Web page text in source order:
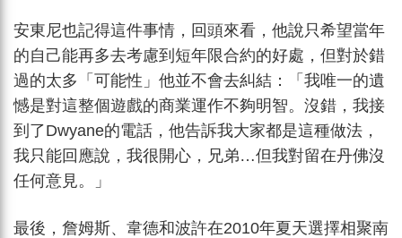
安東尼也記得這件事情，回頭來看，他說只希望當年
的自己能再多去考慮到短年限合約的好處，但對於錯
過的太多「可能性」他並不會去糾結：「我唯一的遺
憾是對這整個遊戲的商業運作不夠明智。沒錯，我接
到了Dwyane的電話，他告訴我大家都是這種做法，
我只能回應說，我很開心，兄弟…但我對留在丹佛沒
任何意見。」
最後，詹姆斯、韋德和波許在2010年夏天選擇相聚南